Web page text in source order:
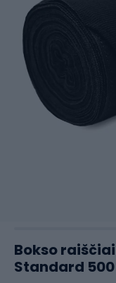
Bokso
Standard